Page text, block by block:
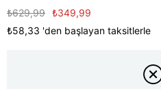
₺629,99 ₺349,99
₺58,33 'den başlayan taksitlerle